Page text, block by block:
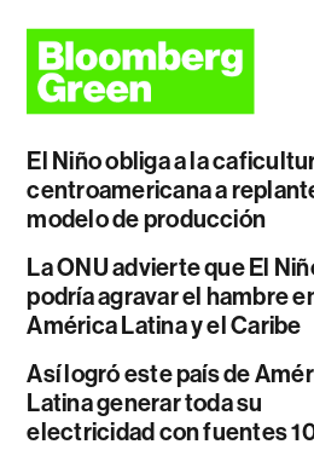
El Niño obliga a la
centroamericana a
modelo de producción
La ONU advierte que El
podría agravar el hambre
América Latina y el Caribe
Así logró este país de
Latina generar toda su
electricidad con fuentes